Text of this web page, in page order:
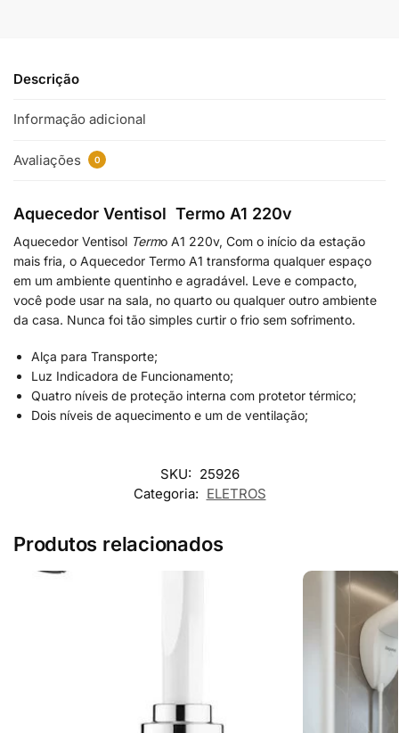
Descrição
Informação adicional
Avaliações 0
Aquecedor Ventisol Termo A1 220v
Aquecedor Ventisol Termo A1 220v, Com o início da estação
mais fria, o Aquecedor Termo A1 transforma qualquer espaço
em um ambiente quentinho e agradável. Leve e compacto,
você pode usar na sala, no quarto ou qualquer outro ambiente
da casa. Nunca foi tão simples curtir o frio sem sofrimento.
Alça para Transporte;
Luz Indicadora de Funcionamento;
Quatro níveis de proteção interna com protetor térmico;
Dois níveis de aquecimento e um de ventilação;
SKU: 25926
Categoria: ELETROS
Produtos relacionados